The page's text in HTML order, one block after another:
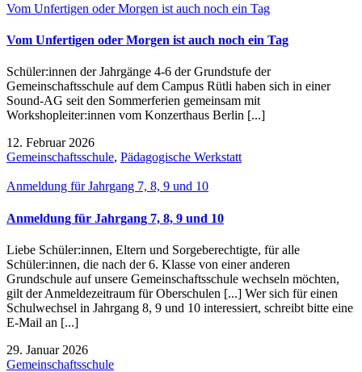
Vom Unfertigen oder Morgen ist auch noch ein Tag
Vom Unfertigen oder Morgen ist auch noch ein Tag
Schüler:innen der Jahrgänge 4-6 der Grundstufe der
Gemeinschaftsschule auf dem Campus Rütli haben sich in einer
Sound-AG seit den Sommerferien gemeinsam mit
Workshopleiter:innen vom Konzerthaus Berlin [...]
12. Februar 2026
Gemeinschaftsschule, Pädagogische Werkstatt
Anmeldung für Jahrgang 7, 8, 9 und 10
Anmeldung für Jahrgang 7, 8, 9 und 10
Liebe Schüler:innen, Eltern und Sorgeberechtigte, für alle
Schüler:innen, die nach der 6. Klasse von einer anderen
Grundschule auf unsere Gemeinschaftsschule wechseln möchten,
gilt der Anmeldezeitraum für Oberschulen [...] Wer sich für einen
Schulwechsel in Jahrgang 8, 9 und 10 interessiert, schreibt bitte eine
E-Mail an [...]
29. Januar 2026
Gemeinschaftsschule